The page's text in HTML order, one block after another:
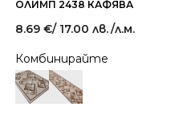
ОЛИМП 2438 КАФЯВА
8.69 €/ 17.00 лв./л.м.
Комбинирайте